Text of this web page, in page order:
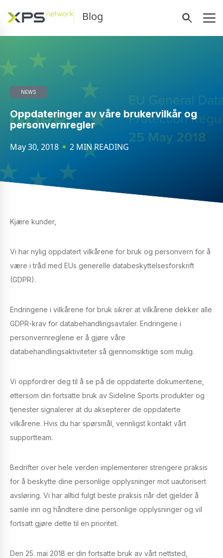
Blog
NEWS
Oppdateringer av våre brukervilkår og
personvernregler
May 30, 2018 2 MIN READING
Kjære kunder,
Vi har nylig oppdatert vilkårene for bruk og personvern for å
være i tråd med EUs generelle databeskyttelsesforskrift
(GDPR).
Endringene i vilkårene for bruk sikrer at vilkårene dekker alle
GDPR-krav for databehandlingsavtaler. Endringene i
personvernreglene er å gjøre våre
databehandlingsaktiviteter så gjennomsiktige som mulig.
Vi oppfordrer deg til å se på de oppdaterte dokumentene,
ettersom din fortsatte bruk av Sideline Sports produkter og
tjenester signalerer at du aksepterer de oppdaterte
vilkårene. Hvis du har spørsmål, vennligst kontakt vårt
supportteam.
Bedrifter over hele verden implementerer strengere praksis
for å beskytte dine personlige opplysninger mot uautorisert
avsløring. Vi har alltid fulgt beste praksis når det gjelder å
samle inn og håndtere dine personlige opplysninger og vil
fortsatt gjøre dette til en prioritet.
Den 25. mai 2018 er din fortsatte bruk av vårt nettsted,